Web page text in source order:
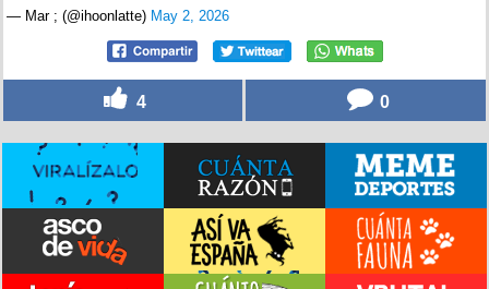
— Mar ; (@ihoonlatte) May 2, 2026
4 0